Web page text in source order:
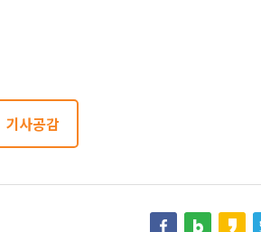
기사공감